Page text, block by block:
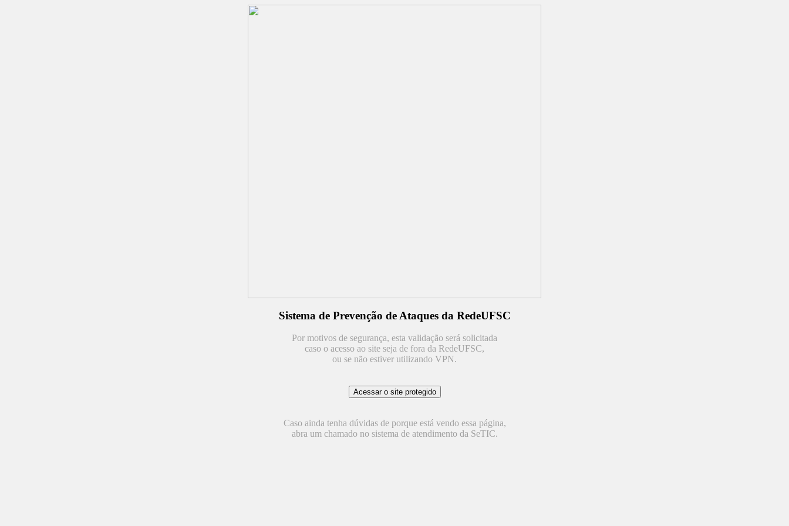
Sistema de Prevenção de Ataques da RedeUFSC
Por motivos de segurança, esta validação será solicitada
caso o acesso ao site seja de fora da RedeUFSC,
ou se não estiver utilizando VPN.
Caso ainda tenha dúvidas de porque está vendo essa página,
abra um chamado no sistema de atendimento da SeTIC.